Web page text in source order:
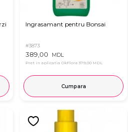
Ingrasamant pentru Bonsai
#3873
389,00 MDL
Pret in aplicatia OkFlora 379,00 MDL
Cumpara